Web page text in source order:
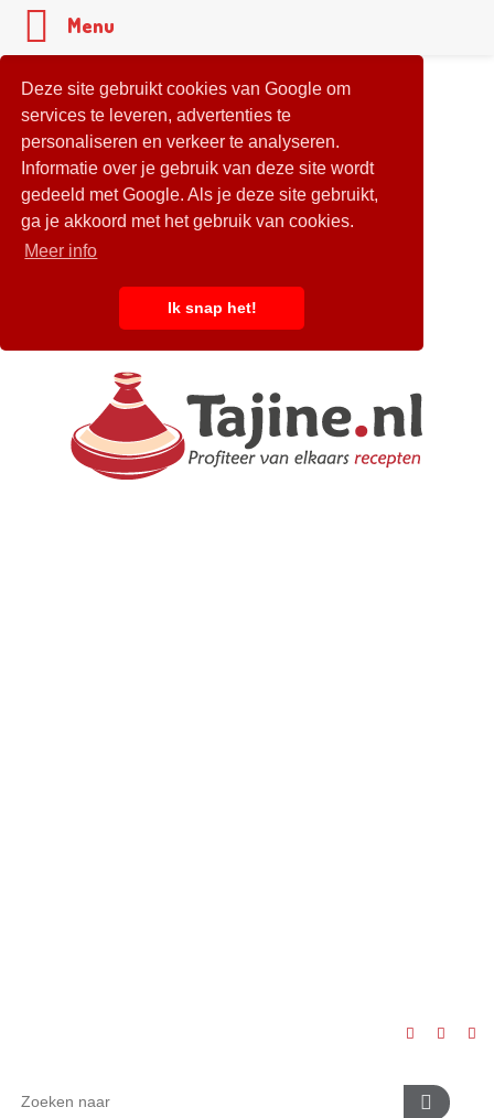
Deze site gebruikt cookies van Google om
services te leveren, advertenties te
personaliseren en verkeer te analyseren.
Informatie over je gebruik van deze site wordt
gedeeld met Google. Als je deze site gebruikt,
ga je akkoord met het gebruik van cookies.
Meer info
Ik snap het!
Menu